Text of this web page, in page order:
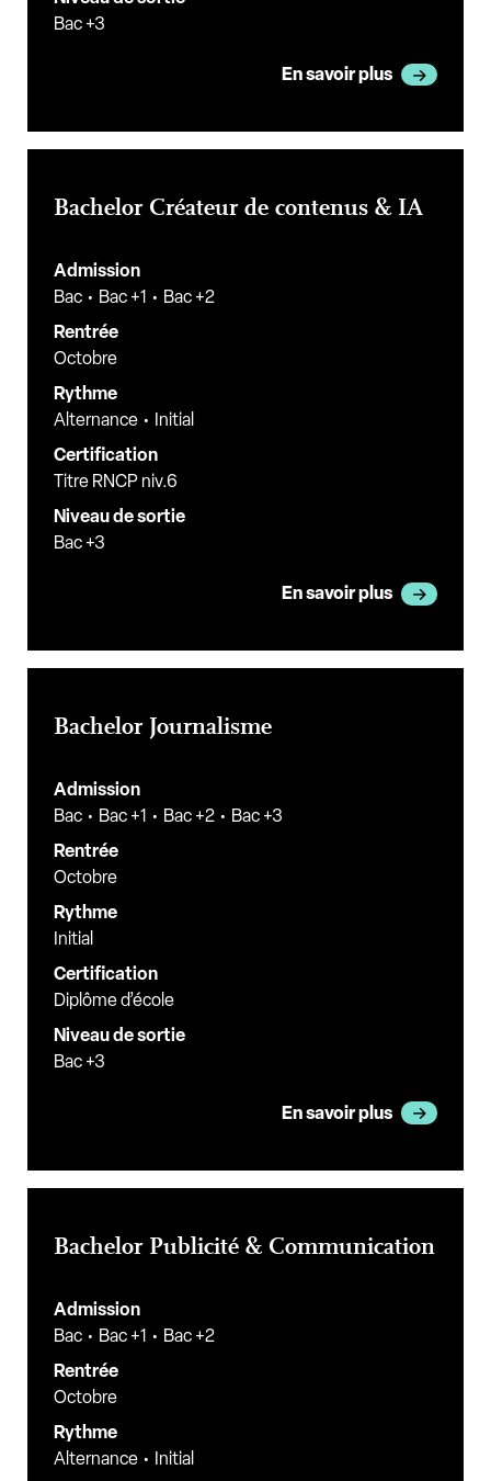
Bac +3
En savoir plus
Bachelor Créateur de contenus & IA
Admission
Bac
Bac +1
Bac +2
Rentrée
Octobre
Rythme
Alternance
Initial
Certification
Titre RNCP niv.6
Niveau de sortie
Bac +3
En savoir plus
Bachelor Journalisme
Admission
Bac
Bac +1 Bac +2
Bac +3
Rentrée
Octobre
Rythme
Initial
Certification
Diplôme d’école
Niveau de sortie
Bac +3
En savoir plus
Bachelor Publicité & Communication
Admission
Bac
Bac +1
Bac +2
Rentrée
Octobre
Rythme
Alternance
Initial